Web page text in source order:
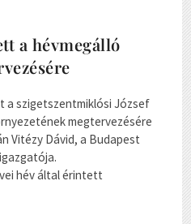
a hévmegálló
a szigetszentmiklósi József
megtervezésére
Vitézy Dávid, a Budapest
hév által érintett